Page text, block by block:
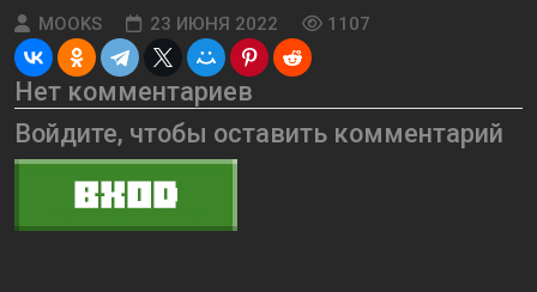
MOOKS
23 ИЮНЯ 2022 1107
Нет комментариев
Войдите, чтобы оставить комментарий